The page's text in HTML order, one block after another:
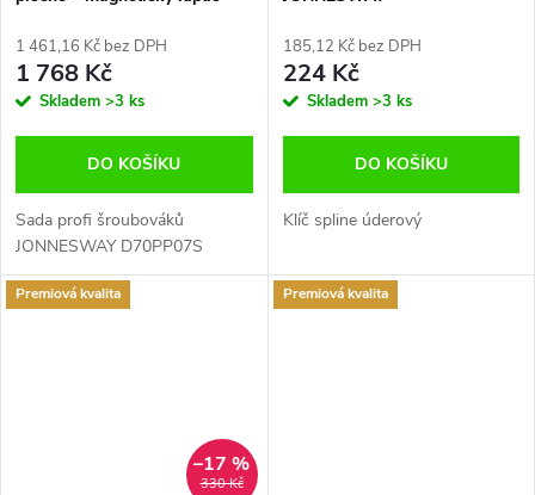
D70PP07S
1 461,16 Kč bez DPH
1 768 Kč
Skladem >3 ks
DO KOŠÍKU
Sada profi šroubováků
JONNESWAY D70PP07S
185,12 Kč bez DPH
224 Kč
Skladem >3 ks
DO KOŠÍKU
Klíč spline úderový
Premiová kvalita
330 Kč
–17 %
Premiová kvalita